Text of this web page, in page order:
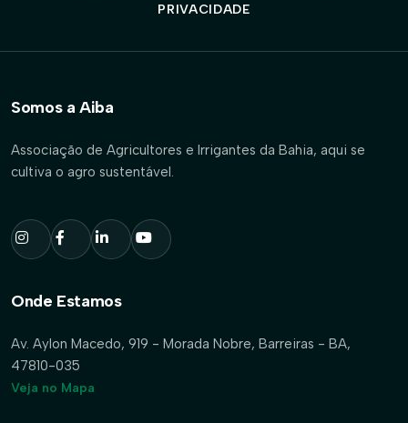
PRIVACIDADE
Somos a Aiba
Associação de Agricultores e Irrigantes da Bahia, aqui se
cultiva o agro sustentável.
Onde Estamos
Av. Aylon Macedo, 919 - Morada Nobre, Barreiras - BA,
47810-035
Veja no Mapa